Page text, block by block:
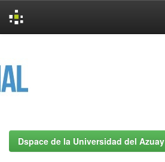
Dspace de la Universidad del Azuay